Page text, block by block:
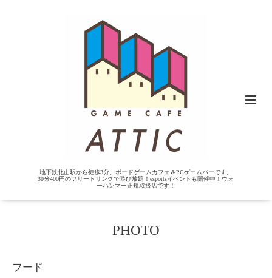
地下鉄北山駅から徒歩3分。ボードゲームカフェ＆PCゲームバーです。
30分400円のフリードリンクで遊び放題！esportsイベントも開催中！ウォ
ーハンマー正規取扱店です！
PHOTO
フード